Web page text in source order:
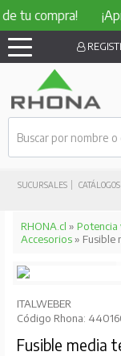
SUCURSALES CATÁLOGOS
RHONA.cl » Potencia
Accesorios» Fusible
ITALWEBER
Código Rhona:
Fusible media